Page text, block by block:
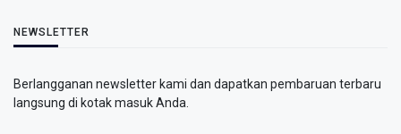
NEWSLETTER
Berlangganan newsletter kami dan dapatkan pembaruan terbaru
langsung di kotak masuk Anda.